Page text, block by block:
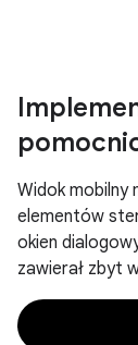
Widok
elementów
okien
zawierał zbyt